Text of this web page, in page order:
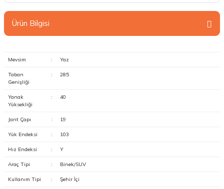
Ürün Bilgisi
Mevsim : Yaz
Taban
Genişliği
: 285
Yanak
Yüksekliği
: 40
Jant Çapı : 19
Yük Endeksi : 103
Hız Endeksi : Y
Araç Tipi : Binek/SUV
Kullanım Tipi : Şehir İçi